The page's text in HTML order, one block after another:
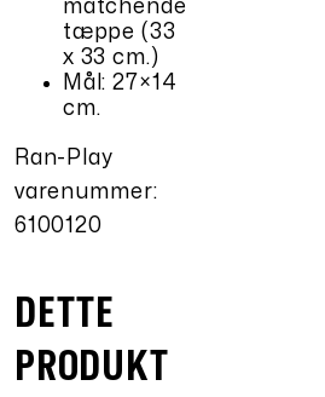
matchende
tæppe (33
x 33 cm.)
Mål: 27×14
cm.
Ran-Play
varenummer:
6100120
DETTE
PRODUKT